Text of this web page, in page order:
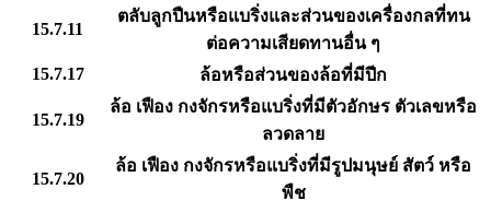
15.7.11
ตลับลูกปืนหรือแบริ่งและส่วนของเครื่องกลที่ทน
ต่อความเสียดทานอื่น ๆ
15.7.17
ล้อหรือส่วนของล้อที่มีปีก
15.7.19
ล้อ เฟือง กงจักรหรือแบริ่งที่มีตัวอักษร ตัวเลขหรือ
ลวดลาย
15.7.20
ล้อ เฟือง กงจักรหรือแบริ่งที่มีรูปมนุษย์ สัตว์ หรือ
พืช